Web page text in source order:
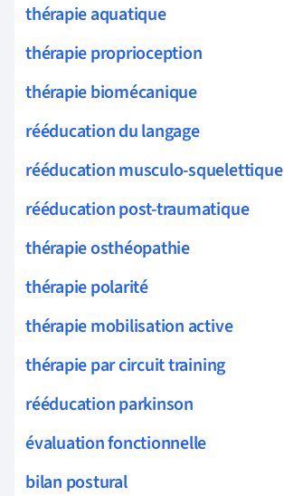
thérapie aquatique
thérapie proprioception
thérapie biomécanique
rééducation du langage
rééducation musculo-squelettique
rééducation post-traumatique
thérapie osthéopathie
thérapie polarité
thérapie mobilisation active
thérapie par circuit training
rééducation parkinson
évaluation fonctionnelle
bilan postural